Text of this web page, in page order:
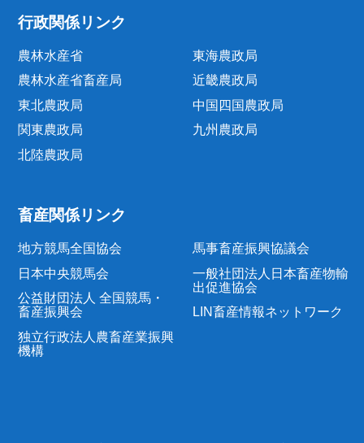
行政関係リンク
農林水産省
農林水産省畜産局
東北農政局
関東農政局
北陸農政局
東海農政局
近畿農政局
中国四国農政局
九州農政局
畜産関係リンク
地方競馬全国協会
日本中央競馬会
公益財団法人 全国競馬・
畜産振興会
独立行政法人農畜産業振興
機構
馬事畜産振興協議会
一般社団法人日本畜産物輸
出促進協会
LIN畜産情報ネットワーク